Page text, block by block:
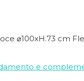
⌀100xH.73 cm
e